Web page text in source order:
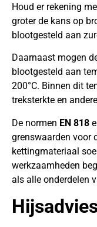
Houd er rekening
groter de kans op
blootgesteld aan
Daarnaast mogen
blootgesteld aan
200°C. Binnen dit
treksterkte en
De normen EN 818
grenswaarden voor
kettingmateriaal
werkzaamheden
als alle onderdelen